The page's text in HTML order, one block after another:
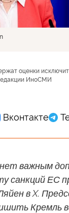
оценки
ИноСМИ
важным
санкций ЕС
в X.
Кремль